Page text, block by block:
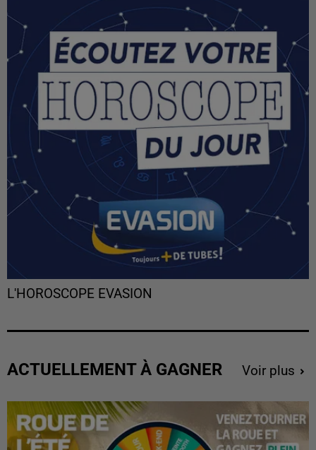
L'HOROSCOPE EVASION
ACTUELLEMENT À GAGNER Voir plus